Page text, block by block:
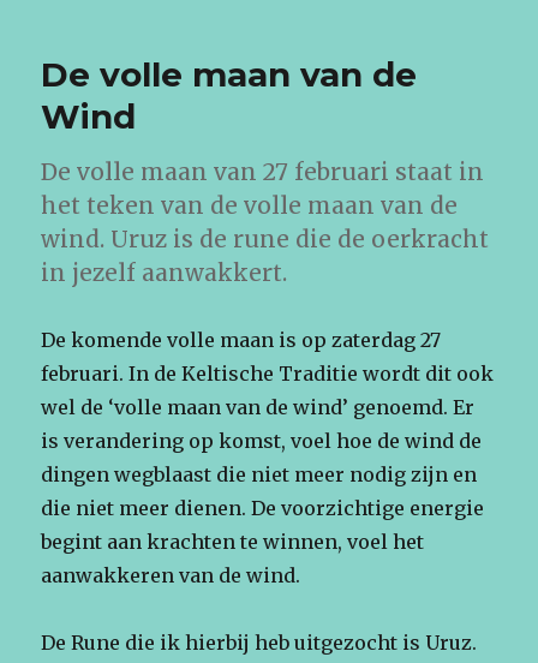
De volle maan van de
Wind
De volle maan van 27 februari staat in
het teken van de volle maan van de
wind. Uruz is de rune die de oerkracht
in jezelf aanwakkert.
De komende volle maan is op zaterdag 27
februari. In de Keltische Traditie wordt dit ook
wel de ‘volle maan van de wind’ genoemd. Er
is verandering op komst, voel hoe de wind de
dingen wegblaast die niet meer nodig zijn en
die niet meer dienen. De voorzichtige energie
begint aan krachten te winnen, voel het
aanwakkeren van de wind.
De Rune die ik hierbij heb uitgezocht is Uruz.